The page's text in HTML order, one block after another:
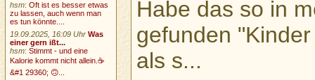
Habe das so in
gefunden
als s...
hsm:Oft ist es besser etwas
zu lassen, auch wenn man
es tun könnte....
19.09.2025, 16:09 Uhr Was
einer gern ißt...
hsm:Stimmt - und eine
Kalorie kommt nicht allein.☕
&#1 29360; 🙃...